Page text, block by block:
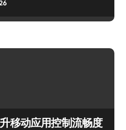
移动应用控制流畅度